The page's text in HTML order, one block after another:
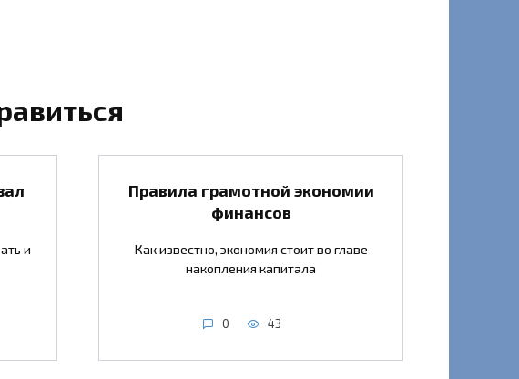
и
Правила грамотной экономии
финансов
Как известно, экономия стоит во главе
накопления капитала
0 43